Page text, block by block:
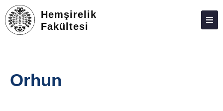
Hemşirelik
Fakültesi
GIZLILIK POLITIKASI
Orhun